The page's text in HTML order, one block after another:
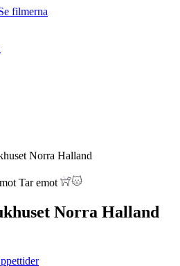
filmerna
Norra Halland
Tar emot
Norra Halland